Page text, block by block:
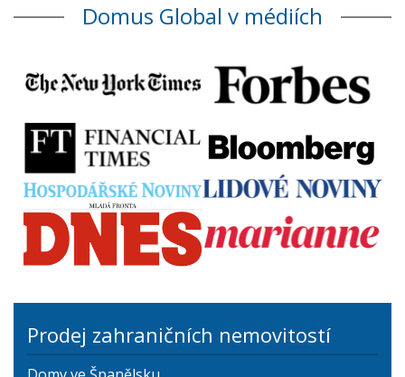
Domus Global v médiích
Prodej zahraničních nemovitostí